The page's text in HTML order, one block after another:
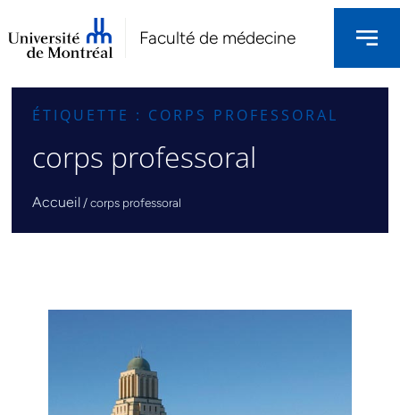
Faculté de médecine
ÉTIQUETTE : CORPS PROFESSORAL
corps professoral
Accueil /corps professoral